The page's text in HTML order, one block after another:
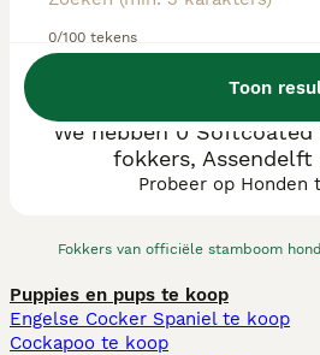
0/100 tekens
Toon
Fokkers van officiële stamboom
We hebben 0 Softcoated
fokkers, Assendelft
Probeer op Honden
Puppies en pups te koop
Engelse Cocker Spaniel te koop
Cockapoo te koop